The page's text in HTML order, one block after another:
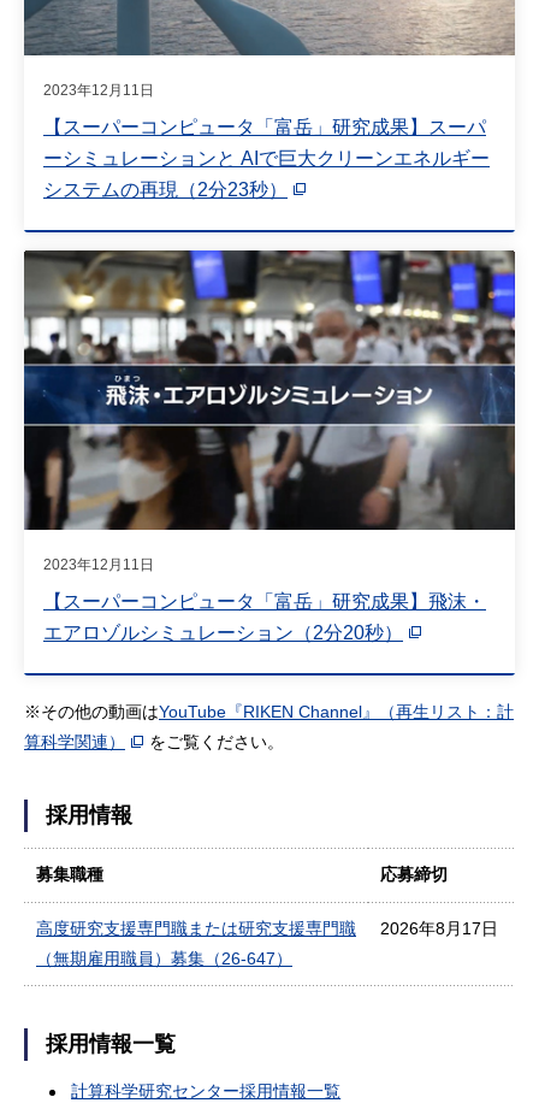
2023年12月11日
【スーパーコンピュータ「富岳」研究成果】スーパ
ーシミュレーションと AIで巨大クリーンエネルギー
システムの再現（2分23秒）
2023年12月11日
【スーパーコンピュータ「富岳」研究成果】飛沫・
エアロゾルシミュレーション（2分20秒）
※その他の動画はYouTube『RIKEN Channel』（再生リスト：計
算科学関連）
をご覧ください。
採用情報
募集職種 応募締切
高度研究支援専門職または研究⽀援専⾨職
（無期雇用職員）募集（26-647）
2026年8月17日
採用情報一覧
計算科学研究センター採用情報一覧